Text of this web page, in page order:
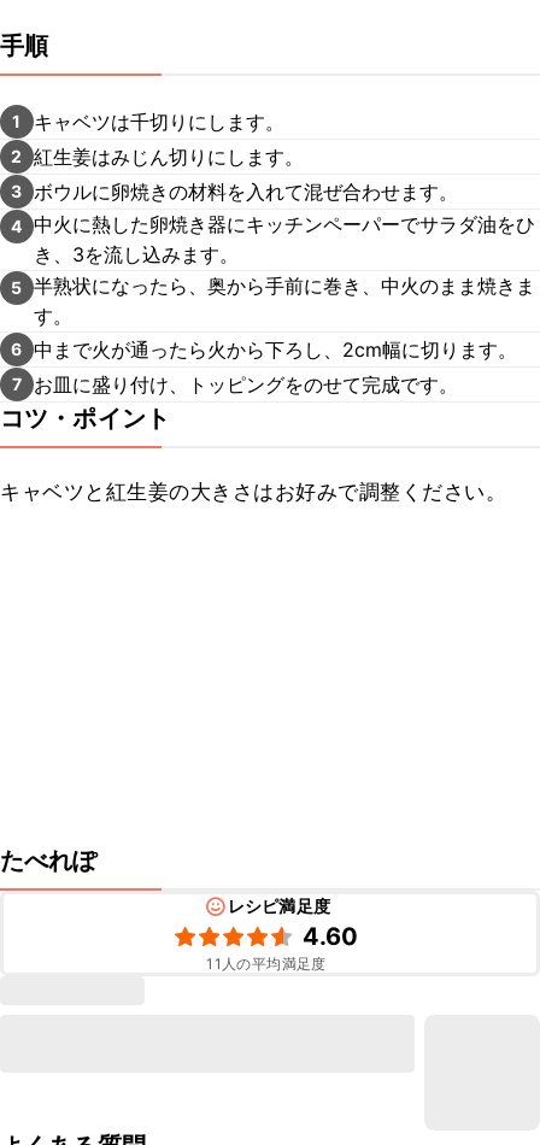
手順
1 キャベツは千切りにします。
2 紅生姜はみじん切りにします。
3 ボウルに卵焼きの材料を入れて混ぜ合わせます。
4 中火に熱した卵焼き器にキッチンペーパーでサラダ油をひ
き、3を流し込みます。
5 半熟状になったら、奥から手前に巻き、中火のまま焼きま
す。
6 中まで火が通ったら火から下ろし、2cm幅に切ります。
7 お皿に盛り付け、トッピングをのせて完成です。
コツ・ポイント
キャベツと紅生姜の大きさはお好みで調整ください。
たべれぽ
レシピ満足度
4.60
11 人の平均満足度